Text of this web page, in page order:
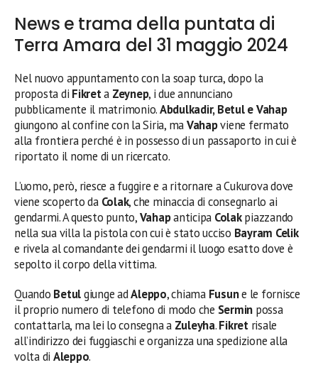
News e trama della puntata di
Terra Amara del 31 maggio 2024
Nel nuovo appuntamento con la soap turca, dopo la
proposta di Fikreta Zeynep, i due annunciano
pubblicamente il matrimonio.Abdulkadir, Betul e Vahap
giungono al confine con la Siria, maVahapviene fermato
alla frontiera perché è in possesso di un passaporto in cui è
riportato il nome di un ricercato.
L’uomo, però, riesce a fuggire e a ritornare a Cukurova dove
viene scoperto da Colak, che minaccia di consegnarlo ai
gendarmi. A questo punto,Vahapanticipa Colakpiazzando
nella sua villa la pistola con cui è stato ucciso Bayram Celik
e rivela al comandante dei gendarmi il luogo esatto dove è
sepolto il corpo della vittima.
Quando Betulgiunge adAleppo, chiama Fusune le fornisce
il proprio numero di telefono di modo che Sermin possa
contattarla, ma lei lo consegna a Zuleyha.Fikretrisale
all’indirizzo dei fuggiaschi e organizza una spedizione alla
volta di Aleppo.